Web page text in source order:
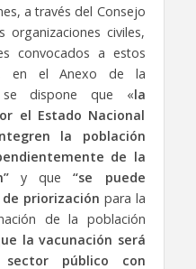
a través del Consejo
civiles,
convocados a estos
en el Anexo de la
se dispone que «la
el Estado Nacional
la población
de la
y que“se puede
priorización para la
de la población
la vacunación será
público con